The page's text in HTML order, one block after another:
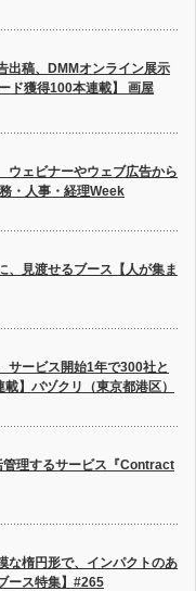
出稿、DMMオンライン展示
ド獲得100本連載】 画屋
ェビナーやウェブ広告から
・人事・経理Week
、見渡せるブース【人が集ま
サービス開始1年で300社と
】バヅクリ（東京都港区）
理するサービス『Contract
な楕円形で、インパクトのあ
ース特集】#265